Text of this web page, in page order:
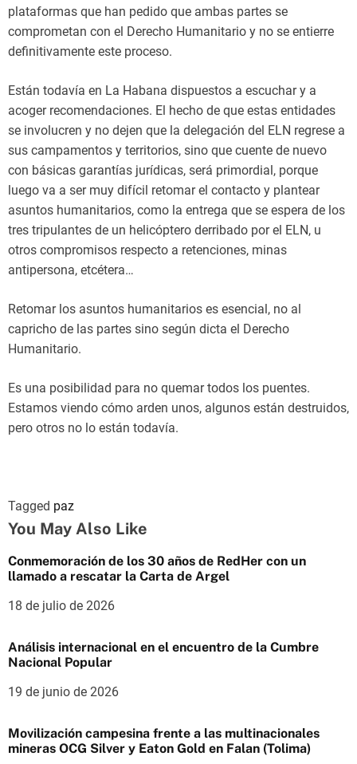
plataformas que han pedido que ambas partes se
comprometan con el Derecho Humanitario y no se entierre
definitivamente este proceso.
Están todavía en La Habana dispuestos a escuchar y a
acoger recomendaciones. El hecho de que estas entidades
se involucren y no dejen que la delegación del ELN regrese a
sus campamentos y territorios, sino que cuente de nuevo
con básicas garantías jurídicas, será primordial, porque
luego va a ser muy difícil retomar el contacto y plantear
asuntos humanitarios, como la entrega que se espera de los
tres tripulantes de un helicóptero derribado por el ELN, u
otros compromisos respecto a retenciones, minas
antipersona, etcétera…
Retomar los asuntos humanitarios es esencial, no al
capricho de las partes sino según dicta el Derecho
Humanitario.
Es una posibilidad para no quemar todos los puentes.
Estamos viendo cómo arden unos, algunos están destruidos,
pero otros no lo están todavía.
Tagged paz
You May Also Like
Conmemoración de los 30 años de RedHer con un
llamado a rescatar la Carta de Argel
18 de julio de 2026
Análisis internacional en el encuentro de la Cumbre
Nacional Popular
19 de junio de 2026
Movilización campesina frente a las multinacionales
mineras OCG Silver y Eaton Gold en Falan (Tolima)